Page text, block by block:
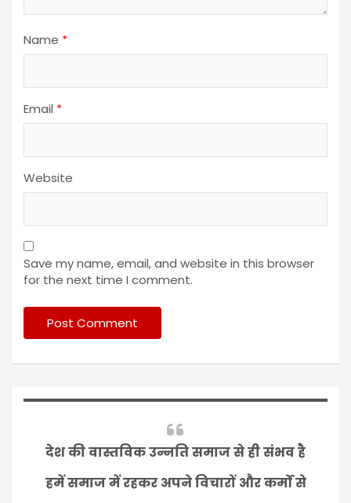
Name *
Email *
Website
Save my name, email, and website in this browser
for the next time I comment.
देश की वास्तविक उन्नति समाज से ही संभव है
हमें समाज में रहकर अपने विचारों और कर्मों से